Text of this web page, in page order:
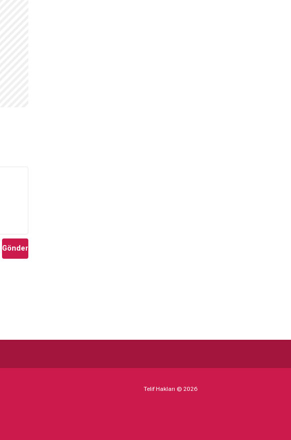
Gönder
Telif Hakları © 2026